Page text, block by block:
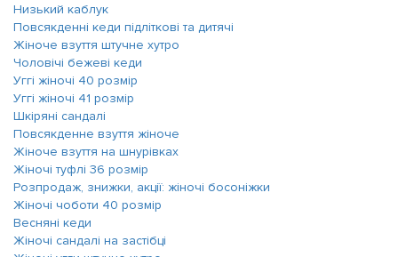
Низький каблук
Повсякденні кеди підліткові та дитячі
Жіноче взуття штучне хутро
Чоловічі бежеві кеди
Уггі жіночі 40 розмір
Уггі жіночі 41 розмір
Шкіряні сандалі
Повсякденне взуття жіноче
Жіноче взуття на шнурівках
Жіночі туфлі 36 розмір
Розпродаж, знижки, акції: жіночі босоніжки
Жіночі чоботи 40 розмір
Весняні кеди
Жіночі сандалі на застібці